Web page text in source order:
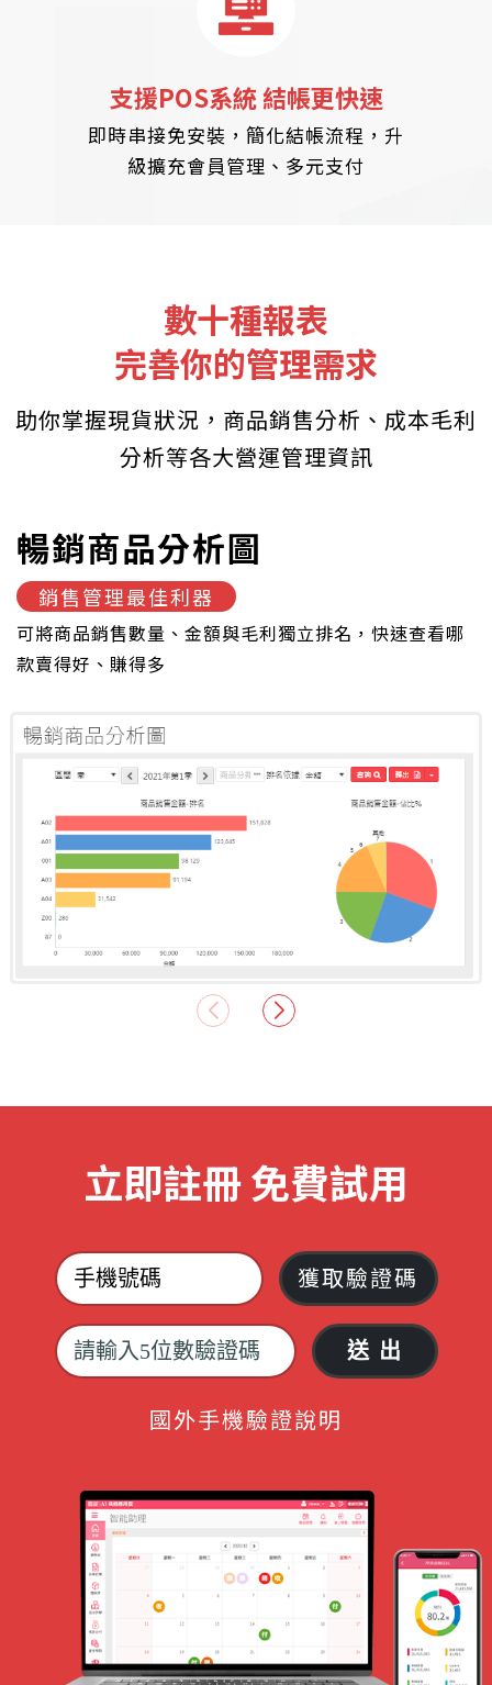
支援POS系統 結帳更快速
即時串接免安裝，簡化結帳流程，升
級擴充會員管理、多元支付
數十種報表
完善你的管理需求
助你掌握現貨狀況，商品銷售分析、成本毛利
分析等各大營運管理資訊
暢銷商品分析圖
銷售管理最佳利器
可將商品銷售數量、金額與毛利獨立排名，快速查看哪
款賣得好、賺得多
業務銷售排名表
獎金計算好幫手
獎金發放最佳參考依據，可計算銷售數量、金額與毛利
多倉庫存表
即時計算現有庫存
門市、倉庫與寄倉各點數量雲端同步，掌握現貨銷售或
可調撥數量最新狀況
立即註冊 免費試用
獲取驗證碼
國外手機驗證說明